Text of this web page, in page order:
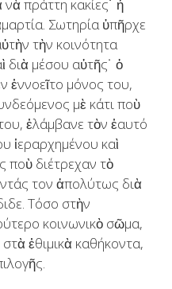
πράττη κακίες˙ ἡ
Σωτηρία ὑπῆρχε
τὴν κοινότητα
διὰ μέσου αὐτῆς˙ ὁ
ἐννοεῖτο μόνος του,
μὲ κάτι ποὺ
ἐλάμβανε τὸν ἑαυτό
ἱεραρχημένου καὶ
ποὺ διέτρεχαν τὸ
τον ἀπολύτως διὰ
Τόσο στὴν
κοινωνικὸ σῶμα,
ἐθιμικὰ καθήκοντα,